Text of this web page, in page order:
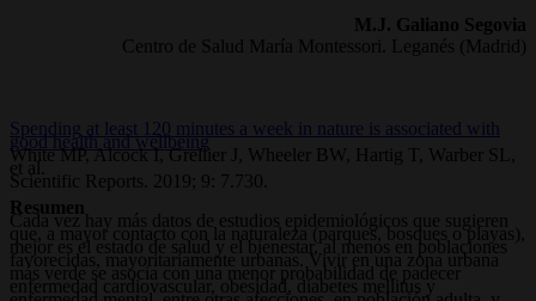
M.J. Galiano Segovia
Centro de Salud María Montessori. Leganés (Madrid)
Spending at least 120 minutes a week in nature is associated with
good health and wellbeing
White MP, Alcock I, Grellier J, Wheeler BW, Hartig T, Warber SL,
et al.
Scientific Reports. 2019; 9: 7.730.
Resumen
Cada vez hay más datos de estudios epidemiológicos que sugieren
que, a mayor contacto con la naturaleza (parques, bosques o playas),
mejor es el estado de salud y el bienestar, al menos en poblaciones
favorecidas, mayoritariamente urbanas. Vivir en una zona urbana
más verde se asocia con una menor probabilidad de padecer
enfermedad cardiovascular, obesidad, diabetes mellitus y